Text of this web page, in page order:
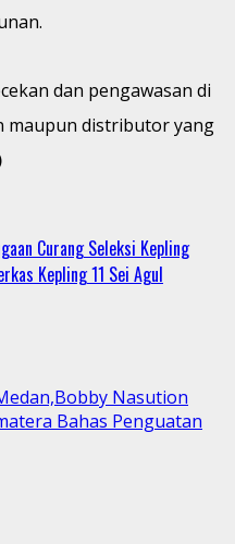
dan pengawasan di
maupun distributor yang
Curang Seleksi Kepling
Kepling 11 Sei Agul
Nasution
Bahas Penguatan